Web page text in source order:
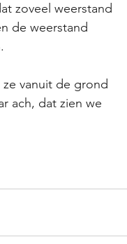
zoveel weerstand
de weerstand
vanuit de grond
ach, dat zien we